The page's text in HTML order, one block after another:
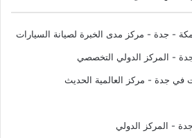
- جدة - مركز مدى الخبرة لصيانة السيارات
- المركز الدولي التخصصي
في جدة - مركز العالمية الحديث
- المركز الدولي